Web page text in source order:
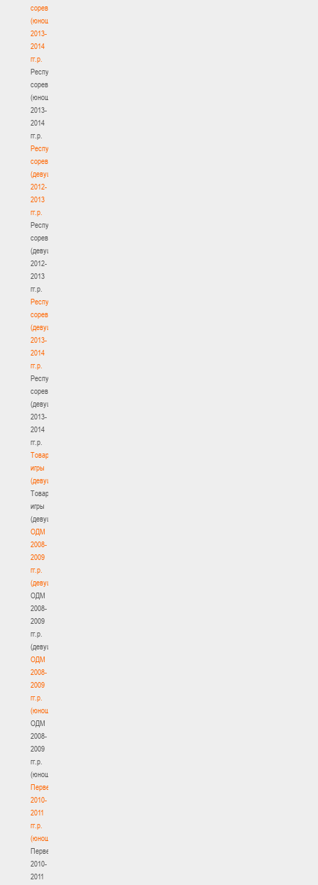
соревнования
(юноши)
2013-
2014
гг.р.
Республиканские
соревнования
(юноши)
2013-
2014
гг.р.
Республиканские
соревнования
(девушки)
2012-
2013
гг.р.
Республиканские
соревнования
(девушки)
2012-
2013
гг.р.
Республиканские
соревнования
(девушки)
2013-
2014
гг.р.
Республиканские
соревнования
(девушки)
2013-
2014
гг.р.
Товарищеские
игры
(девушки)
Товарищеские
игры
(девушки)
ОДМ
2008-
2009
гг.р.
(девушки)
ОДМ
2008-
2009
гг.р.
(девушки)
ОДМ
2008-
2009
гг.р.
(юноши)
ОДМ
2008-
2009
гг.р.
(юноши)
Первенство
2010-
2011
гг.р.
(юноши)
Первенство
2010-
2011